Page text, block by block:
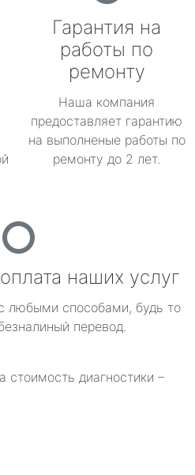
Гарантия на
работы по
ремонту
Наша компания
предоставляет гарантию
на выполненые работы по
ремонту до 2 лет.
наших услуг
любыми способами, будь то
перевод.
стоимость диагностики –